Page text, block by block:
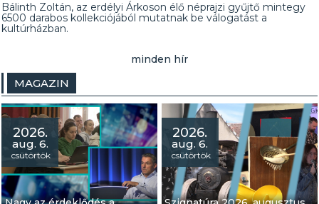
Bálinth Zoltán, az erdélyi Árkoson élő néprajzi gyűjtő mintegy
6500 darabos kollekciójából mutatnak be válogatást a
kultúrházban.
minden hír
MAGAZIN
2026.
aug. 6.
csütörtök
2026.
aug. 6.
csütörtök